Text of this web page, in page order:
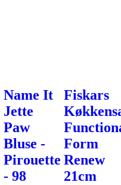
Name It
Jette
Paw
Bluse -
Pirouette
- 98
Fiskars
Form
Renew
21cm